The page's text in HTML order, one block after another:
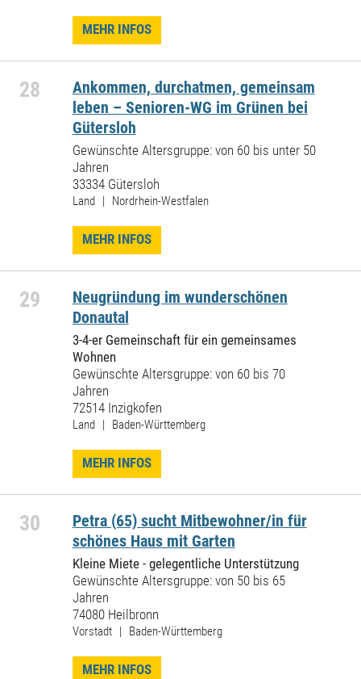
MEHR INFOS
28
Ankommen, durchatmen, gemeinsam
leben – Senioren-WG im Grünen bei
Gütersloh
Gewünschte Altersgruppe: von 60 bis unter 50
Jahren
33334 Gütersloh
Land | Nordrhein-Westfalen
MEHR INFOS
29
Neugründung im wunderschönen
Donautal
3-4-er Gemeinschaft für ein gemeinsames
Wohnen
Gewünschte Altersgruppe: von 60 bis 70
Jahren
72514 Inzigkofen
Land | Baden-Württemberg
MEHR INFOS
30
Petra (65) sucht Mitbewohner/in für
schönes Haus mit Garten
Kleine Miete - gelegentliche Unterstützung
Gewünschte Altersgruppe: von 50 bis 65
Jahren
74080 Heilbronn
Vorstadt | Baden-Württemberg
MEHR INFOS